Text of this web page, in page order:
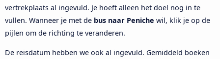
vertrekplaats al ingevuld. Je hoeft alleen het doel nog in te
vullen. Wanneer je met de bus naar Peniche wil, klik je op de
pijlen om de richting te veranderen.
De reisdatum hebben we ook al ingevuld. Gemiddeld boeken